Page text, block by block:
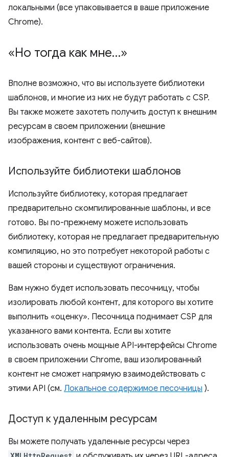
локальными (все упаковывается в ваше приложение
Chrome).
«Но тогда как мне…»
Вполне возможно, что вы используете библиотеки
шаблонов, и многие из них не будут работать с CSP.
Вы также можете захотеть получить доступ к внешним
ресурсам в своем приложении (внешние
изображения, контент с веб-сайтов).
Используйте библиотеки шаблонов
Используйте библиотеку, которая предлагает
предварительно скомпилированные шаблоны, и все
готово. Вы по-прежнему можете использовать
библиотеку, которая не предлагает предварительную
компиляцию, но это потребует некоторой работы с
вашей стороны и существуют ограничения.
Вам нужно будет использовать песочницу, чтобы
изолировать любой контент, для которого вы хотите
выполнить «оценку». Песочница поднимает CSP для
указанного вами контента. Если вы хотите
использовать очень мощные API-интерфейсы Chrome
в своем приложении Chrome, ваш изолированный
контент не сможет напрямую взаимодействовать с
этими API (см. Локальное содержимое песочницы ).
Доступ к удаленным ресурсам
Вы можете получать удаленные ресурсы через